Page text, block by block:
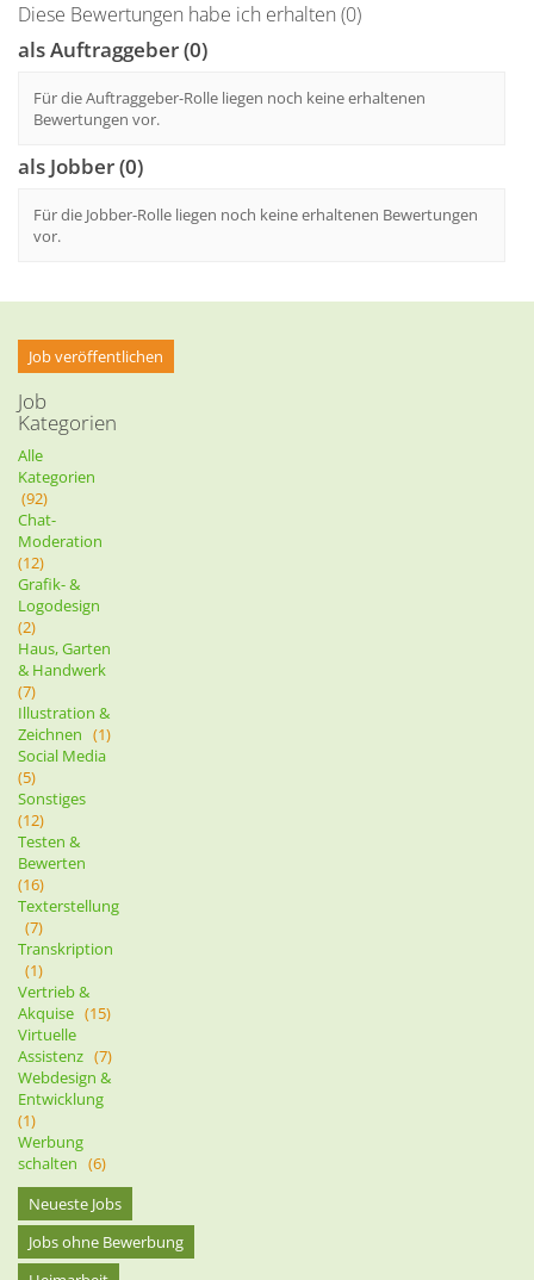
Diese Bewertungen habe ich erhalten (0)
als Auftraggeber (0)
Für die Auftraggeber-Rolle liegen noch keine erhaltenen
Bewertungen vor.
als Jobber (0)
Für die Jobber-Rolle liegen noch keine erhaltenen Bewertungen
vor.
Job veröffentlichen
Job
Kategorien
Alle
Kategorien
(92)
Chat-
Moderation
(12)
Grafik- &
Logodesign
(2)
Haus, Garten
& Handwerk
(7)
Illustration &
Zeichnen (1)
Social Media
(5)
Sonstiges
(12)
Testen &
Bewerten
(16)
Texterstellung
(7)
Transkription
(1)
Vertrieb &
Akquise (15)
Virtuelle
Assistenz (7)
Webdesign &
Entwicklung
(1)
Werbung
schalten (6)
Neueste Jobs
Jobs ohne Bewerbung